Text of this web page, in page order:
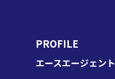
PROFILE
エースエージェント